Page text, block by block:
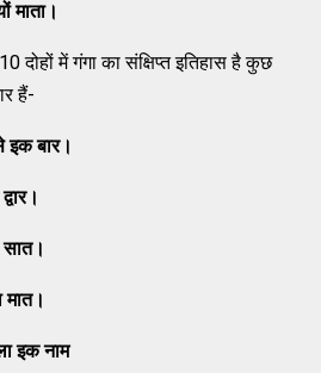
माता।
दोहों में गंगा का संक्षिप्त इतिहास है कुछ
हैं-
इक बार।
सात।
मात।
इक नाम